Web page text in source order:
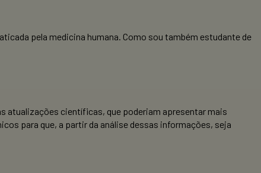
pela medicina humana. Como sou também estudante de
atualizações científicas, que poderiam apresentar mais
para que, a partir da análise dessas informações, seja